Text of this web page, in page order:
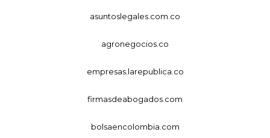
asuntoslegales.com.co
agronegocios.co
empresas.larepublica.co
firmasdeabogados.com
bolsaencolombia.com